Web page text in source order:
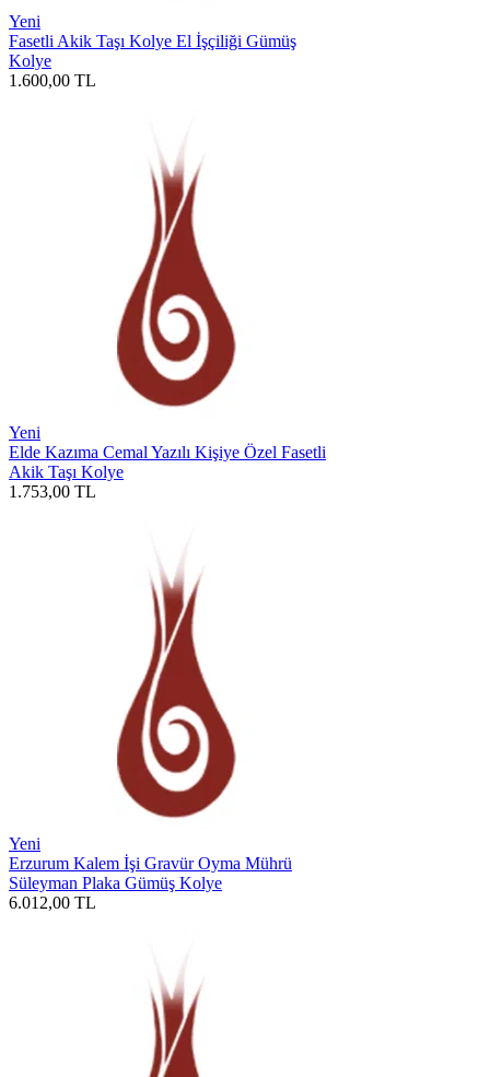
Yeni
Fasetli Akik Taşı Kolye El İşçiliği Gümüş
Kolye
1.600,00 TL
Yeni
Elde Kazıma Cemal Yazılı Kişiye Özel Fasetli
Akik Taşı Kolye
1.753,00 TL
Yeni
Erzurum Kalem İşi Gravür Oyma Mührü
Süleyman Plaka Gümüş Kolye
6.012,00 TL